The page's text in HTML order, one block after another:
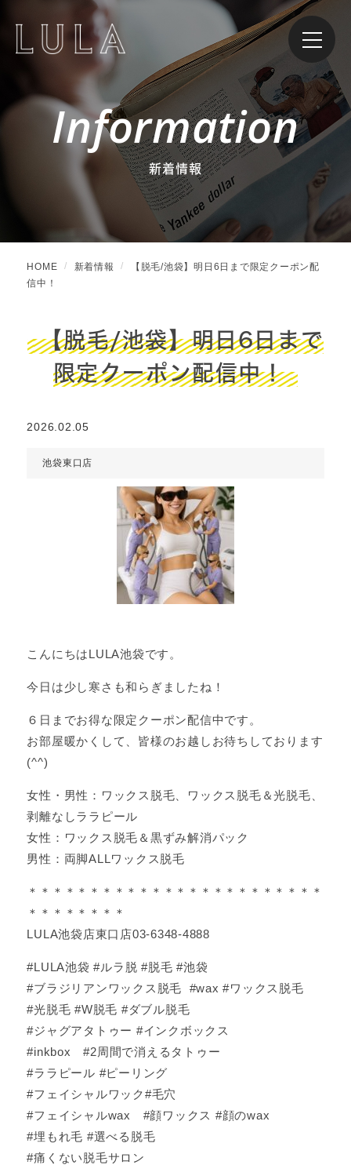
Information
新着情報
HOME 新着情報
【脱毛/池袋】明日6日まで限定クーポン配
信中！
【脱毛/池袋】明日6日まで
限定クーポン配信中！
2026.02.05
池袋東口店
こんにちはLULA池袋です。
今日は少し寒さも和らぎましたね！
６日までお得な限定クーポン配信中です。
お部屋暖かくして、皆様のお越しお待ちしております
(^^)
女性・男性：ワックス脱毛、ワックス脱毛＆光脱毛、
剥離なしララピール
女性：ワックス脱毛＆黒ずみ解消パック
男性：両脚ALLワックス脱毛
＊＊＊＊＊＊＊＊＊＊＊＊＊＊＊＊＊＊＊＊＊＊＊＊
＊＊＊＊＊＊＊＊
LULA池袋店東口店03-6348-4888
#LULA池袋 #ルラ脱 #脱毛 #池袋
#ブラジリアンワックス脱毛 #wax #ワックス脱毛
#光脱毛 #W脱毛 #ダブル脱毛
#ジャグアタトゥー #インクボックス
#inkbox #2周間で消えるタトゥー
#ララピール #ピーリング
#フェイシャルワック#毛穴
#フェイシャルwax #顔ワックス #顔のwax
#埋もれ毛 #選べる脱毛
#痛くない脱毛サロン